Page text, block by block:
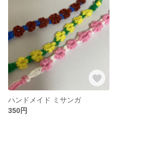
ハンドメイド ミサンガ
350円